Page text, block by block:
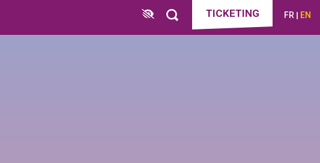
TICKETING FR EN